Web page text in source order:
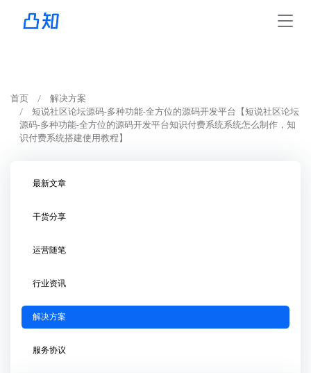
首页
解决方案
短说社区论坛源码-多种功能-全方位的源码开发平台【短说社区论坛
源码-多种功能-全方位的源码开发平台知识付费系统系统怎么制作，知
识付费系统搭建使用教程】
最新文章
干货分享
运营随笔
行业资讯
解决方案
服务协议